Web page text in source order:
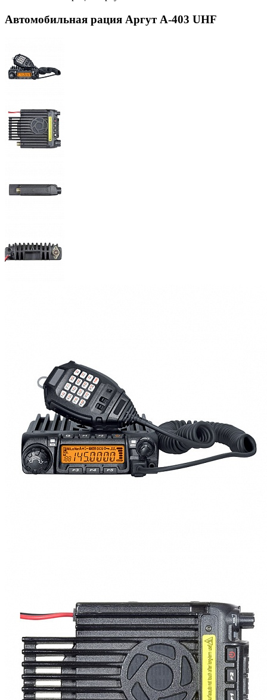
Автомобильная рация Аргут А-403 UHF